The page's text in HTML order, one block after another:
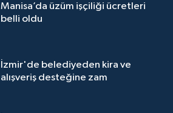
Manisa’da üzüm işçiliği ücretleri
belli oldu
İzmir'de belediyeden kira ve
alışveriş desteğine zam